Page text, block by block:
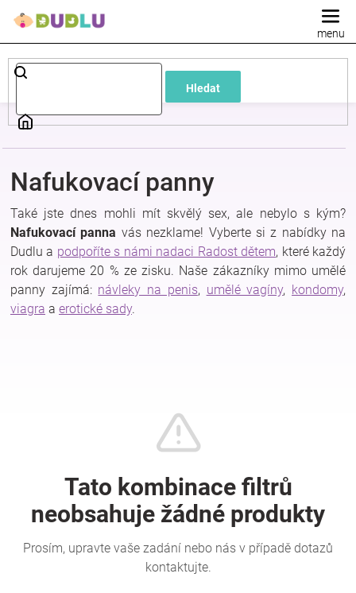
Hledat
Dětské
a
kojenecké
oblečení
Pokojíček
a
kojenecká
Nafukovací panny
Také jste dnes mohli mít skvělý sex, ale nebylo s kým?
Nafukovacípanna vás nezklame! Vyberte si z nabídky na
Dudlu a podpoříte s námi nadaci Radost dětem, které každý
rok darujeme 20 % ze zisku. Naše zákazníky mimo umělé
panny zajímá: návleky na penis, umělé vagíny, kondomy,
viagra a erotické sady.